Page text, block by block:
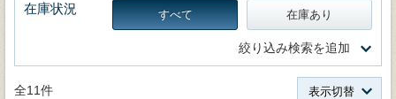
在庫状況 すべて 在庫あり
絞り込み検索を追加
全11件 表示切替